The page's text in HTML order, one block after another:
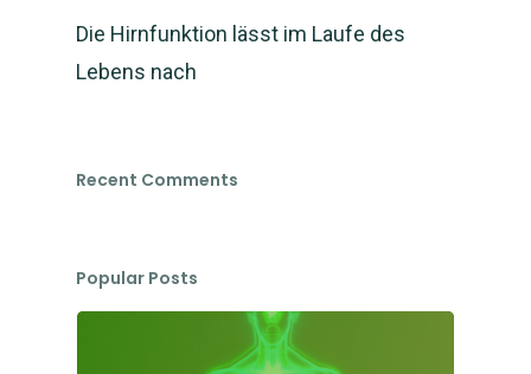
Die Hirnfunktion lässt im Laufe des
Lebens nach
Recent Comments
Popular Posts